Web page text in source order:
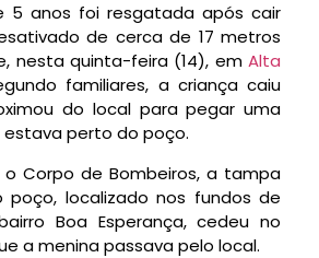
5 anos foi resgatada após cair
de cerca de 17 metros
, nesta quinta-feira (14), emAlta
familiares, a criança caiu
do local para pegar uma
estava perto do poço.
Corpo de Bombeiros, a tampa
localizado nos fundos de
Boa Esperança,cedeu no
a menina passava pelo local.